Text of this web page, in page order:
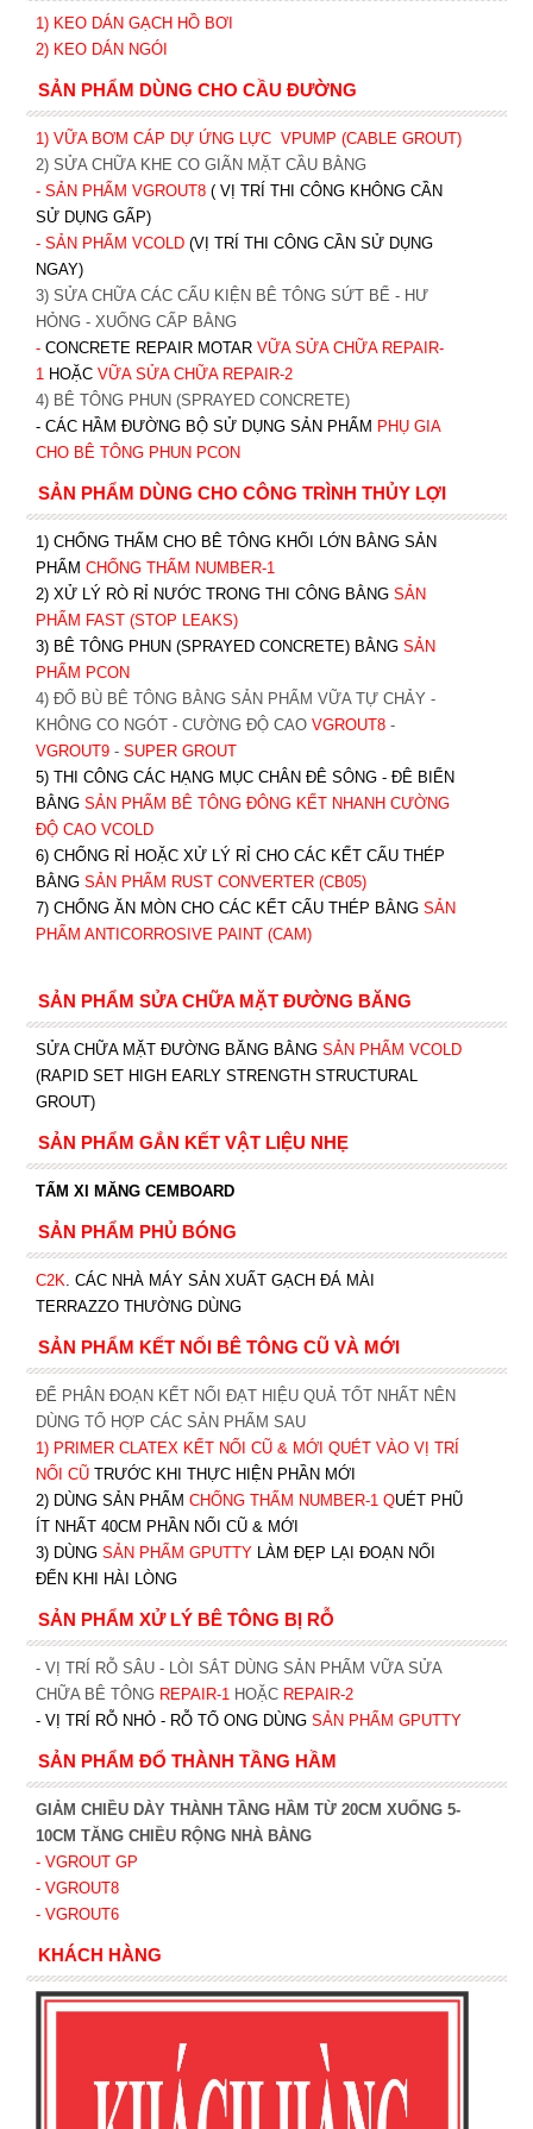
1) KEO DÁN GẠCH HỒ BƠI
2) KEO DÁN NGÓI
SẢN PHẨM DÙNG CHO CẦU ĐƯỜNG
1) VỮA BƠM CÁP DỰ ỨNG LỰC VPUMP (CABLE GROUT)
2) SỬA CHỮA KHE CO GIÃN MẶT CẦU BẰNG
- SẢN PHẨM VGROUT8 ( VỊ TRÍ THI CÔNG KHÔNG CẦN
SỬ DỤNG GẤP)
- SẢN PHẨM VCOLD (VỊ TRÍ THI CÔNG CẦN SỬ DỤNG
NGAY)
3) SỬA CHỮA CÁC CẤU KIỆN BÊ TÔNG SỨT BỂ - HƯ
HỎNG - XUỐNG CẤP BẰNG
- CONCRETE REPAIR MOTAR VỮA SỬA CHỮA REPAIR-
1 HOẶC VỮA SỬA CHỮA REPAIR-2
4) BÊ TÔNG PHUN (SPRAYED CONCRETE)
- CÁC HẦM ĐƯỜNG BỘ SỬ DỤNG SẢN PHẨM PHỤ GIA
CHO BÊ TÔNG PHUN PCON
SẢN PHẨM DÙNG CHO CÔNG TRÌNH THỦY LỢI
1) CHỐNG THẤM CHO BÊ TÔNG KHỐI LỚN BẰNG SẢN
PHẨM CHỐNG THẤM NUMBER-1
2) XỬ LÝ RÒ RỈ NƯỚC TRONG THI CÔNG BẰNG SẢN
PHẨM FAST (STOP LEAKS)
3) BÊ TÔNG PHUN (SPRAYED CONCRETE) BẰNG SẢN
PHẨM PCON
4) ĐỔ BÙ BÊ TÔNG BẰNG SẢN PHẨM VỮA TỰ CHẢY -
KHÔNG CO NGÓT - CƯỜNG ĐỘ CAO VGROUT8-
VGROUT9- SUPER GROUT
5) THI CÔNG CÁC HẠNG MỤC CHÂN ĐÊ SÔNG - ĐÊ BIỂN
BẰNG SẢN PHẨM BÊ TÔNG ĐÔNG KẾT NHANH CƯỜNG
ĐỘ CAO VCOLD
6) CHỐNG RỈ HOẶC XỬ LÝ RỈ CHO CÁC KẾT CẤU THÉP
BẰNG SẢN PHẨM RUST CONVERTER (CB05)
7) CHỐNG ĂN MÒN CHO CÁC KẾT CẤU THÉP BẰNG SẢN
PHẨM ANTICORROSIVE PAINT (CAM)
SẢN PHẨM SỬA CHỮA MẶT ĐƯỜNG BĂNG
SỬA CHỮA MẶT ĐƯỜNG BĂNG BẰNG SẢN PHẨM VCOLD
(RAPID SET HIGH EARLY STRENGTH STRUCTURAL
GROUT)
SẢN PHẨM GẮN KẾT VẬT LIỆU NHẸ
TẤM XI MĂNG CEMBOARD
SẢN PHẨM PHỦ BÓNG
C2K. CÁC NHÀ MÁY SẢN XUẤT GẠCH ĐÁ MÀI
TERRAZZO THƯỜNG DÙNG
SẢN PHẨM KẾT NỐI BÊ TÔNG CŨ VÀ MỚI
ĐỂ PHÂN ĐOẠN KẾT NỐI ĐẠT HIỆU QUẢ TỐT NHẤT NÊN
DÙNG TỔ HỢP CÁC SẢN PHẨM SAU
1) PRIMER CLATEX KẾT NỐI CŨ & MỚI QUÉT VÀO VỊ TRÍ
NỐI CŨ TRƯỚC KHI THỰC HIỆN PHẦN MỚI
2) DÙNG SẢN PHẨM CHỐNG THẤM NUMBER-1QUÉT PHŨ
ÍT NHẤT 40CM PHẦN NỐI CŨ & MỚI
3) DÙNG SẢN PHẨM GPUTTY LÀM ĐẸP LẠI ĐOẠN NỐI
ĐẾN KHI HÀI LÒNG
SẢN PHẨM XỬ LÝ BÊ TÔNG BỊ RỖ
- VỊ TRÍ RỖ SÂU - LÒI SẮT DÙNG SẢN PHẨM VỮA SỬA
CHỮA BÊ TÔNG REPAIR-1HOẶC REPAIR-2
- VỊ TRÍ RỖ NHỎ - RỖ TỔ ONG DÙNG SẢN PHẨM GPUTTY
SẢN PHẨM ĐỔ THÀNH TẦNG HẦM
GIẢM CHIỀU DÀY THÀNH TẦNG HẦM TỪ 20CM XUỐNG 5-
10CM TĂNG CHIỀU RỘNG NHÀ BẰNG
- VGROUT GP
- VGROUT8
- VGROUT6
KHÁCH HÀNG